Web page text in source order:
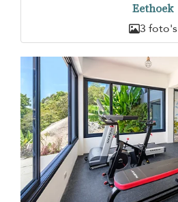
Eethoek
3 foto's